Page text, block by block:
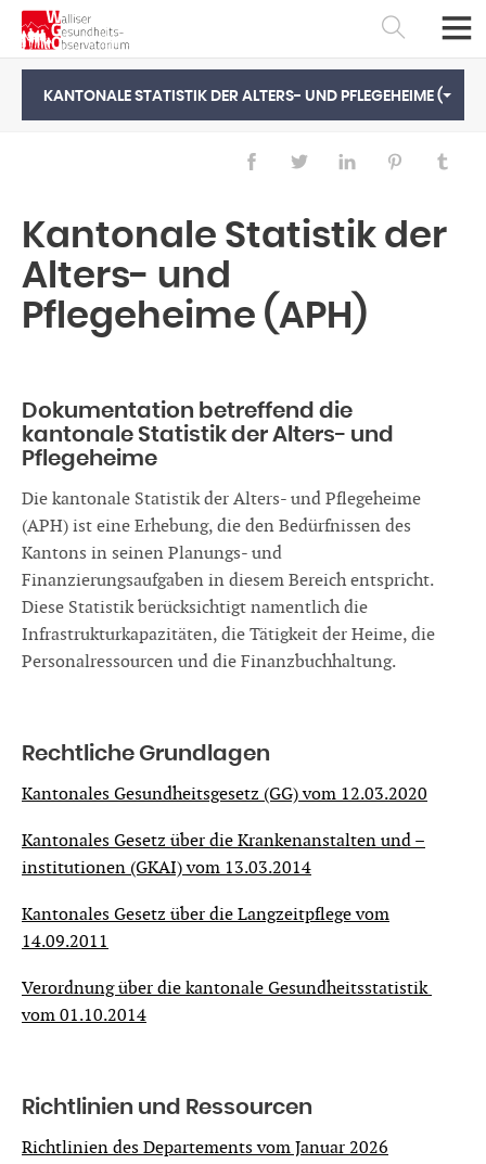
KANTONALE STATISTIK DER ALTERS- UND PFLEGEHEIME (APH)
Kantonale Statistik der
Alters- und
Pflegeheime (APH)
Dokumentation betreffend die
kantonale Statistik der Alters- und
Pflegeheime
Die kantonale Statistik der Alters- und Pflegeheime
(APH) ist eine Erhebung, die den Bedürfnissen des
Kantons in seinen Planungs- und
Finanzierungsaufgaben in diesem Bereich entspricht.
Diese Statistik berücksichtigt namentlich die
Infrastrukturkapazitäten, die Tätigkeit der Heime, die
Personalressourcen und die Finanzbuchhaltung.
Rechtliche Grundlagen
Kantonales Gesundheitsgesetz (GG) vom 12.03.2020
Kantonales Gesetz über die Krankenanstalten und –
institutionen (GKAI) vom 13.03.2014
Kantonales Gesetz über die Langzeitpflege vom
14.09.2011
Verordnung über die kantonale Gesundheitsstatistik
vom 01.10.2014
Richtlinien und Ressourcen
Richtlinien des Departements vom Januar 2026